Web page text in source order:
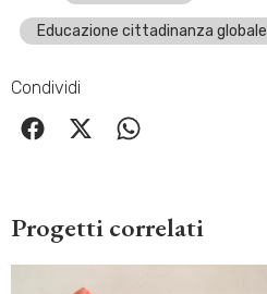
Educazione cittadinanza globale
Condividi
Progetti correlati